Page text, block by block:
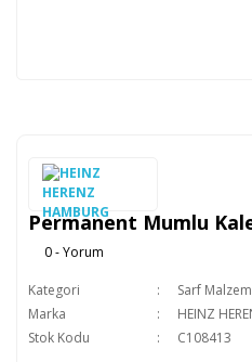
Permanent Mumlu
0 - Yorum
Kategori
Sarf
Marka
HEINZ
Stok Kodu
C108413